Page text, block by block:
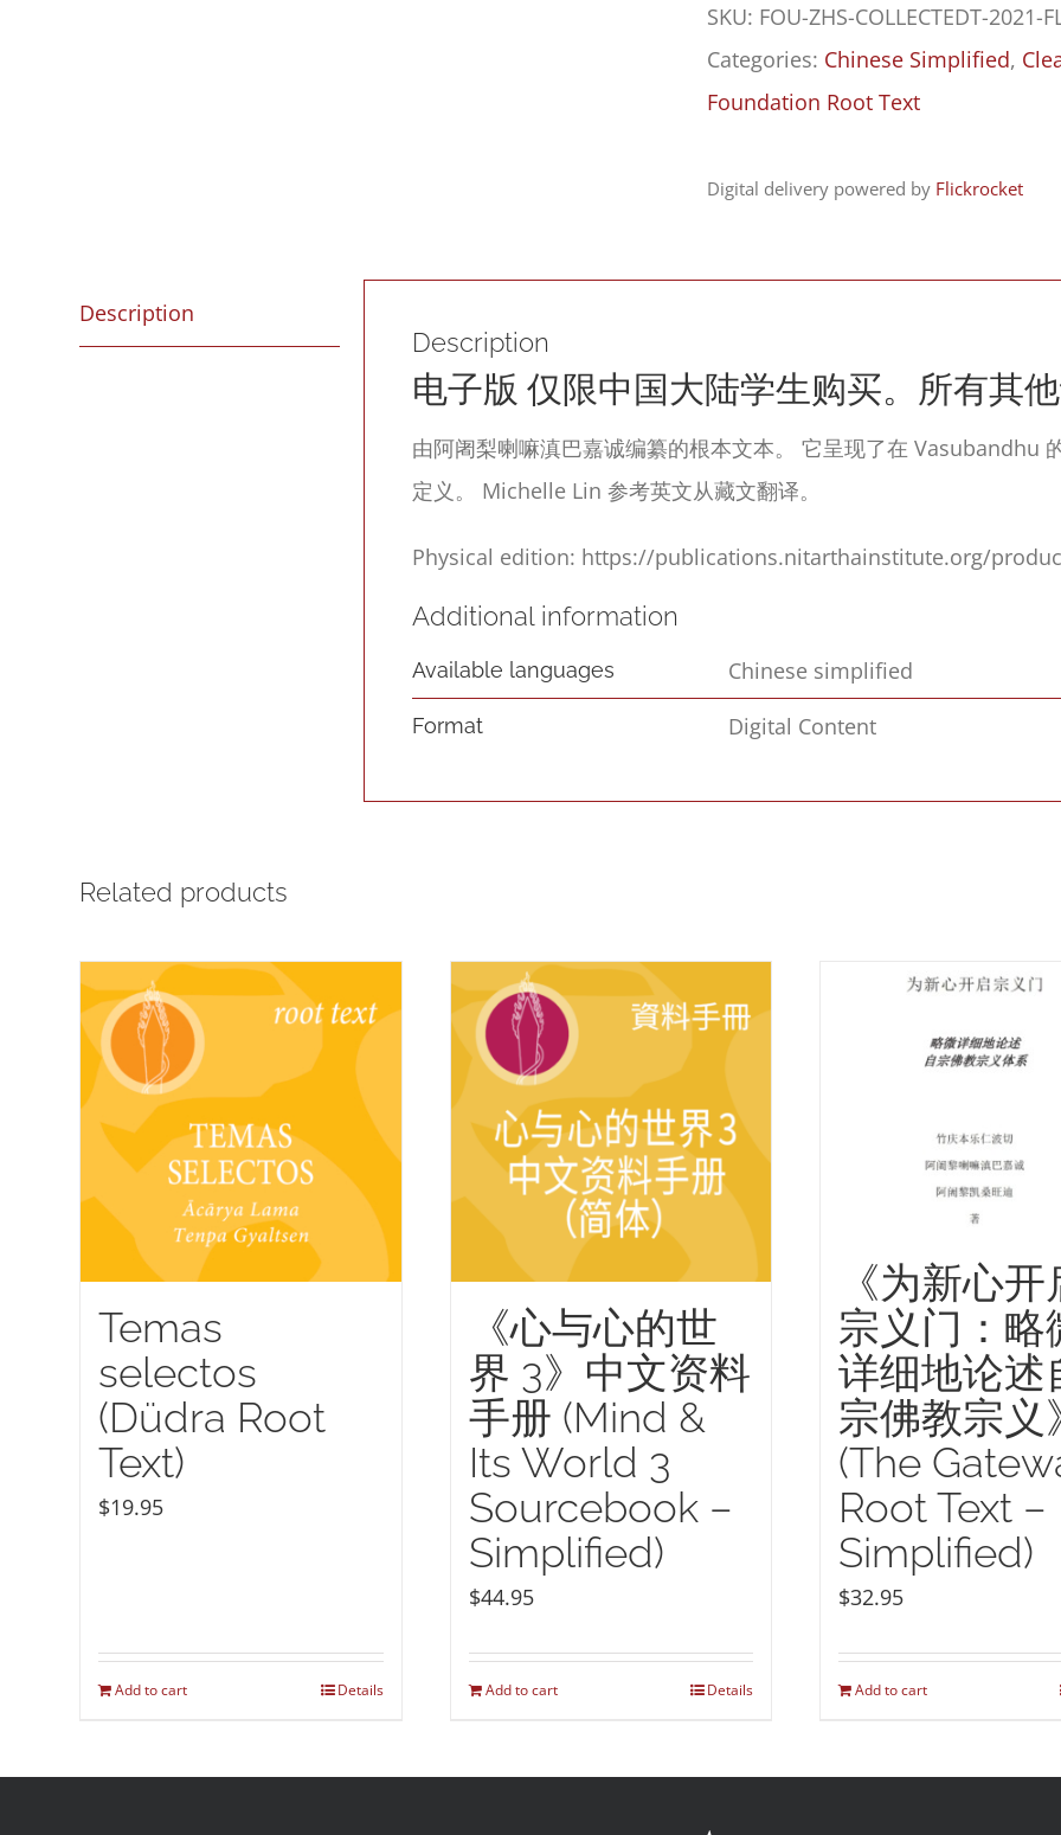
(中
国
大
学
的
子
(Düdra
Root
Text
Digital
Edition)
SKU: FOU-ZHS-COLLECTEDT-2021-
Categories: Chinese Simplified,
Foundation Root Text
Digital delivery powered by Flickrocket
Description
Description
电子版 仅限中国大陆学生购买。所有其
由阿阇梨喇嘛滇巴嘉诚编纂的根本文本。 它呈现了在 Vasubandhu
定义。 Michelle Lin 参考英文从藏文翻译。
Physical edition: https://publications.nitarthainstitute.org/
Additional information
Available languages Chinese simplified
Format Digital Content
Related products
Temas
selectos
(Düdra Root
Text)
$19.95
Add to cart Details
《心与心的世
界 3》中文资料
手册 (Mind &
Its World 3
Sourcebook –
Simplified)
$44.95
Add to cart Details
《为新心开
宗义门：略
详细地论述
宗佛教宗义
(The
Root Text –
Simplified)
$32.95
Add to cart